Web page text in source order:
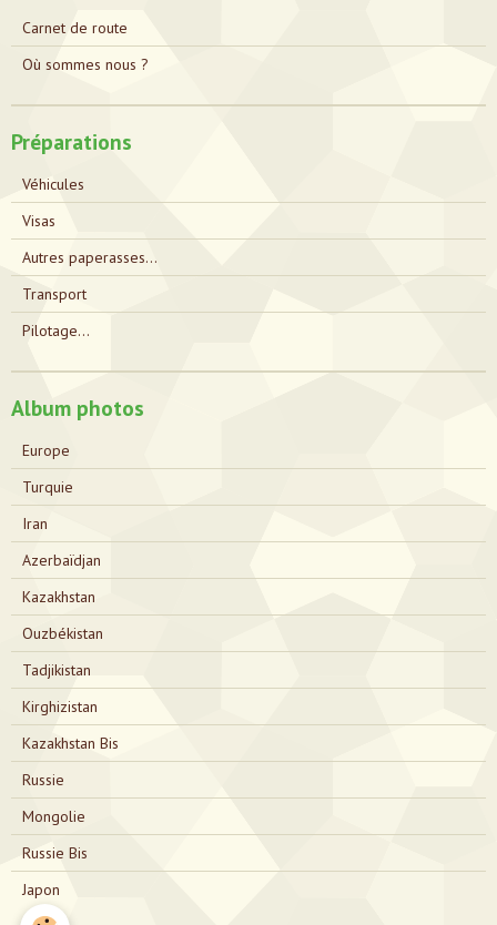
Carnet de route
Où sommes nous ?
Préparations
Véhicules
Visas
Autres paperasses...
Transport
Pilotage...
Album photos
Europe
Turquie
Iran
Azerbaïdjan
Kazakhstan
Ouzbékistan
Tadjikistan
Kirghizistan
Kazakhstan Bis
Russie
Mongolie
Russie Bis
Japon